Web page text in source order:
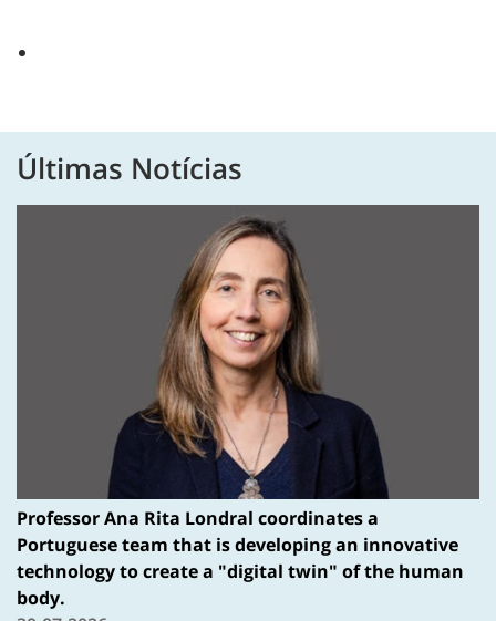
Últimas Notícias
Professor Ana Rita Londral coordinates a
Portuguese team that is developing an innovative
technology to create a "digital twin" of the human
body.